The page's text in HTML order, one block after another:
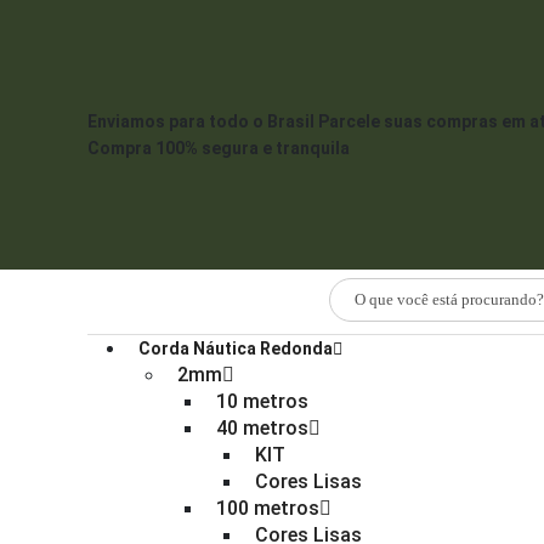
Enviamos para todo o Brasil
Parcele suas compras em
Compra 100% segura e tranquila
Corda Náutica Redonda
2mm
10 metros
40 metros
KIT
Cores Lisas
100 metros
Cores Lisas